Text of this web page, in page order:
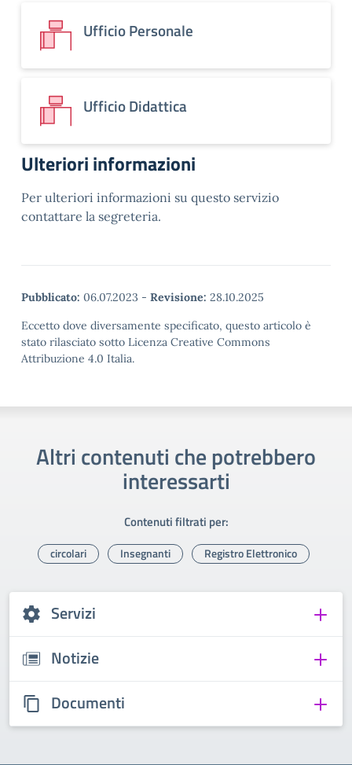
Ufficio Personale
Ufficio Didattica
Ulteriori informazioni
Per ulteriori informazioni su questo servizio
contattare la segreteria.
Pubblicato: 06.07.2023 - Revisione: 28.10.2025
Eccetto dove diversamente specificato, questo articolo è
stato rilasciato sotto Licenza Creative Commons
Attribuzione 4.0 Italia.
Altri contenuti che potrebbero
interessarti
Contenuti filtrati per:
circolari Insegnanti Registro Elettronico
Servizi
Notizie
Documenti